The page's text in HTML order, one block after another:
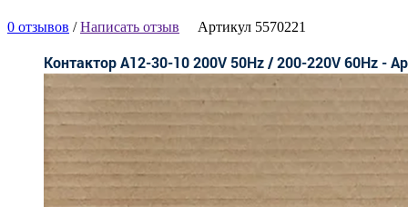
0 отзывов /Написать отзыв Артикул 5570221